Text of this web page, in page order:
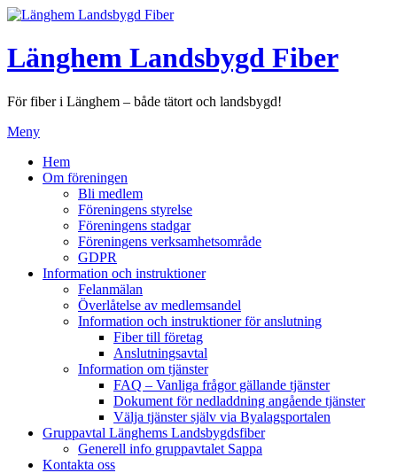
Hoppa
innehåll
Länghem Landsbygd Fiber
För fiber i Länghem – både tätort och landsbygd!
Meny
Hem
Om föreningen
Bli medlem
Föreningens styrelse
Föreningens stadgar
Föreningens verksamhetsområde
GDPR
Information och instruktioner
Felanmälan
Överlåtelse av medlemsandel
Information och instruktioner för anslutning
Fiber till företag
Anslutningsavtal
Information om tjänster
FAQ – Vanliga frågor gällande tjänster
Dokument för nedladdning angående tjänster
Välja tjänster själv via Byalagsportalen
Gruppavtal Länghems Landsbygdsfiber
Generell info gruppavtalet Sappa
Kontakta oss